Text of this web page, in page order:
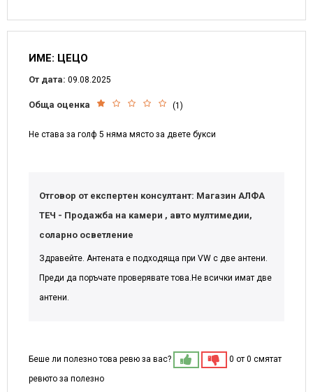
ИМЕ: ЦЕЦО
От дата: 09.08.2025
Обща оценка (1)
Не става за голф 5 няма място за двете букси
Отговор от експертен консултант: Магазин АЛФА
ТЕЧ - Продажба на камери , авто мултимедии,
соларно осветление
Здравейте. Антената е подходяща при VW с две антени.
Преди да поръчате проверявате това.Не всички имат две
антени.
Беше ли полезно това ревю за вас?
0 от 0 смятат
ревюто за полезно